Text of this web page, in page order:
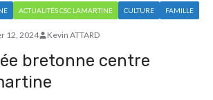
ACTUALITÉS CSC LAMARTINE CULTURE FAMILLE
12, 2024 Kevin ATTARD
bretonne centre